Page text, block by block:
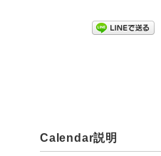
Calendar説明